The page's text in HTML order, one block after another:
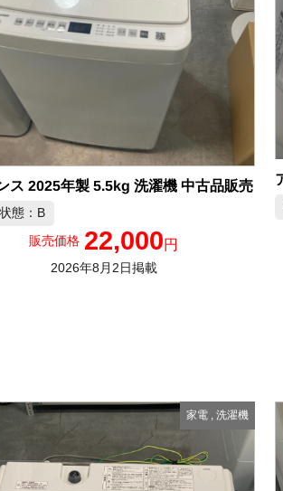
ス 2025年製 5.5kg 洗濯機 中古品販売
態：B
販売価格 22,000円
2026年8月2日掲載
家電, 洗濯機